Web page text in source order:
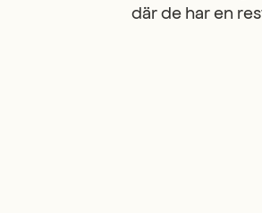
där de har en